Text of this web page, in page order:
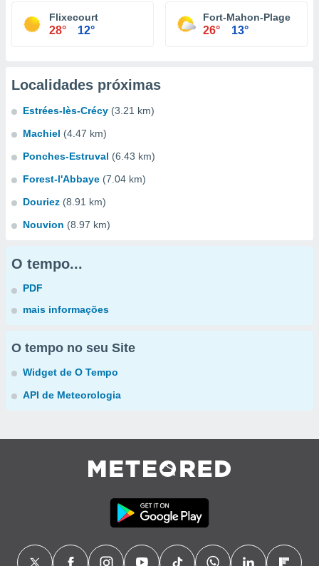
Flixecourt
28° 12°
Fort-Mahon-Plage
26° 13°
Localidades próximas
Estrées-lès-Crécy (3.21 km)
Machiel (4.47 km)
Ponches-Estruval (6.43 km)
Forest-l'Abbaye (7.04 km)
Douriez (8.91 km)
Nouvion (8.97 km)
O tempo...
PDF
mais informações
O tempo no seu Site
Widget de O Tempo
API de Meteorologia